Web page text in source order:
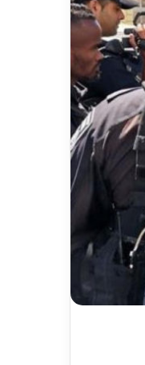
الأندية الإفريقية
2027: الفرق الجزائرية تتعرف
الدورين التمهيديين